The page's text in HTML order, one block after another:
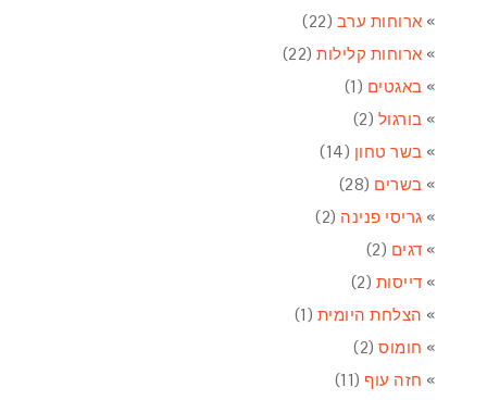
ארוחות ערב (22)
ארוחות קלילות(22)
באגטים (1)
בורגול (2)
בשר טחון (14)
בשרים (28)
גריסי פנינה (2)
דגים (2)
דייסות (2)
הצלחת היומית (1)
חומוס(2)
חזה עוף (11)